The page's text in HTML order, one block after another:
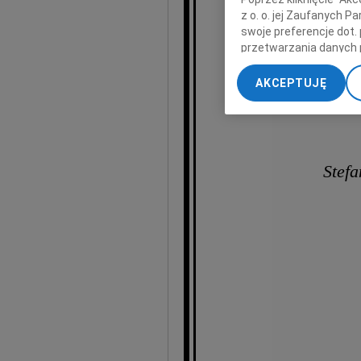
z o. o. jej Zaufanych
swoje preferencje dot.
przetwarzania danych
„Ustawienia
My, nasi Zaufani
dokładnych danych
Przechowywanie
AKCEPTUJĘ